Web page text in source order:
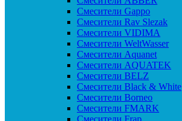
Cмесители Gappo
Cмесители Rav Slezak
Cмесители VIDIMA
Cмесители WeltWasser
Смесители Aquanet
Смесители AQUATEK
Смесители BELZ
Смесители Black & White
Смесители Borneo
Смесители FMARK
Смесители Frap